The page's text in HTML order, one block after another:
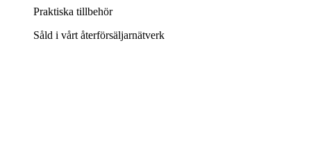
Praktiska tillbehör
Såld i vårt återförsäljarnätverk